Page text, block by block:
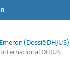
(Dossiê DHJUS)
DHJUS